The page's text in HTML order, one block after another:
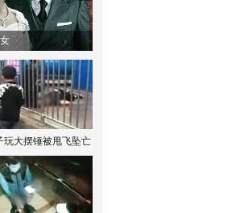
玩大摆锤被甩飞坠亡